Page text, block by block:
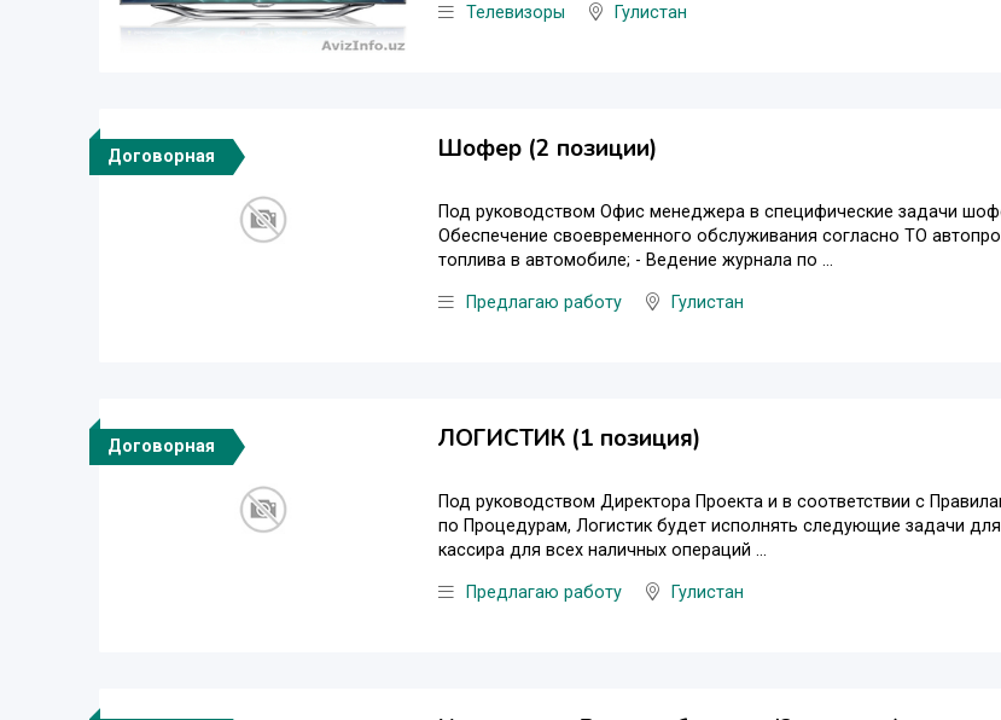
Телевизоры Гулистан
Договорная Шофер (2 позиции)
Под руководством Офис менеджера в специфические задачи
Обеспечение своевременного обслуживания согласно ТО
топлива в автомобиле; - Ведение журнала по ...
Предлагаю работу Гулистан
Договорная ЛОГИСТИК (1 позиция)
Под руководством Директора Проекта и в соответствии с
по Процедурам, Логистик будет исполнять следующие задачи
кассира для всех наличных операций ...
Предлагаю работу Гулистан